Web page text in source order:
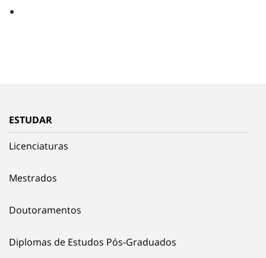
ESTUDAR
Licenciaturas
Mestrados
Doutoramentos
Diplomas de Estudos Pós-Graduados